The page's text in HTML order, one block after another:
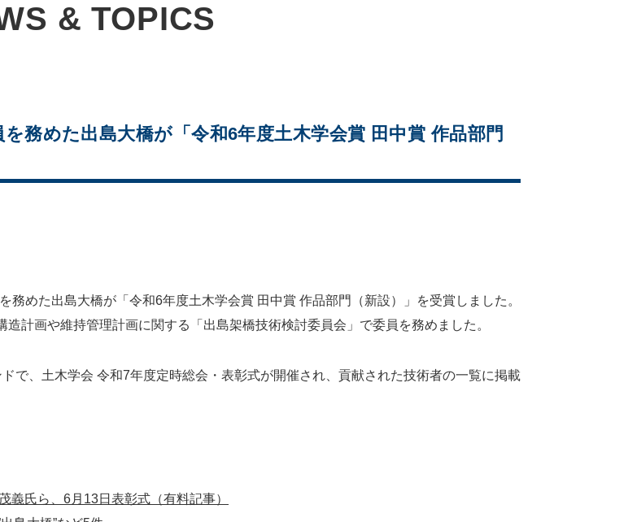
& TOPICS
務めた出島大橋が「令和6年度土木学会賞 田中賞 作品部門
めた出島大橋が「令和6年度土木学会賞 田中賞 作品部門（新設）」を受賞しました。
計画や維持管理計画に関する「出島架橋技術検討委員会」で委員を務めました。
で、土木学会 令和7年度定時総会・表彰式が開催され、貢献された技術者の一覧に掲載
義氏ら、6月13日表彰式（有料記事）